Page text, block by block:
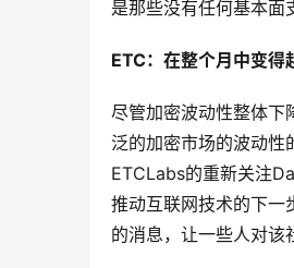
是那些没有任何基本面
ETC：在整个月中变得
尽管加密波动性整体下
泛的加密市场的波动性
ETCLabs的重新关注
推动互联网技术的下一
的消息，让一些人对该